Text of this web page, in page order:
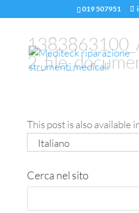
019 507951
This post is also available
Italiano
Cerca nel sito